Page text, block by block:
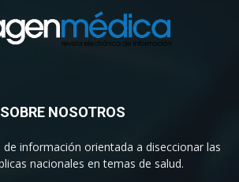
SOBRE NOSOTROS
de información orientada a diseccionar las
nacionales en temas de salud.